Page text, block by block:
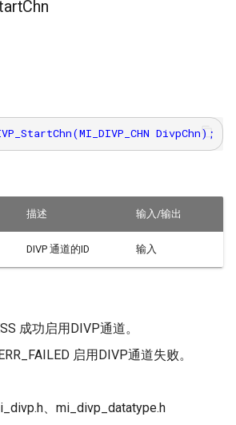
描述 输入/输出
DIVP 通道的ID 输入
成功启用DIVP通道。
启用DIVP通道失败。
、mi_divp_datatype.h